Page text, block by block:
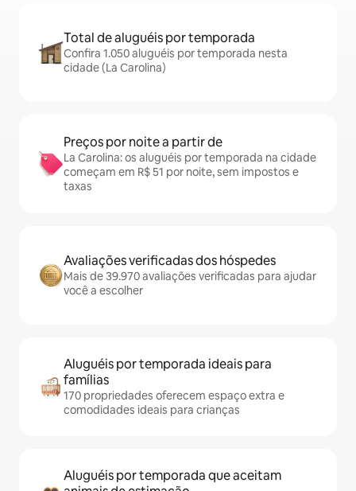
Total de aluguéis por temporada
Confira 1.050 aluguéis por temporada nesta
cidade (La Carolina)
Preços por noite a partir de
La Carolina: os aluguéis por temporada na cidade
começam em R$ 51 por noite, sem impostos e
taxas
Avaliações verificadas dos hóspedes
Mais de 39.970 avaliações verificadas para ajudar
você a escolher
Aluguéis por temporada ideais para
famílias
170 propriedades oferecem espaço extra e
comodidades ideais para crianças
Aluguéis por temporada que aceitam